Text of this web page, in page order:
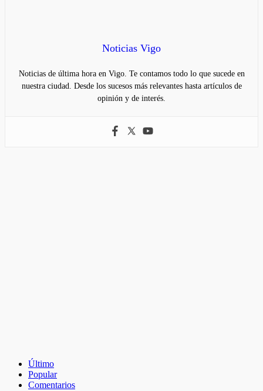
Noticias Vigo
Noticias de última hora en Vigo. Te contamos todo lo que sucede en
nuestra ciudad. Desde los sucesos más relevantes hasta artículos de
opinión y de interés.
Último
Popular
Comentarios